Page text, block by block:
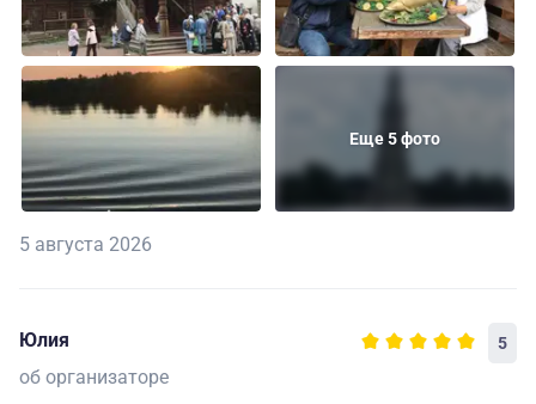
Еще 5 фото
5 августа 2026
Юлия 5
об организаторе